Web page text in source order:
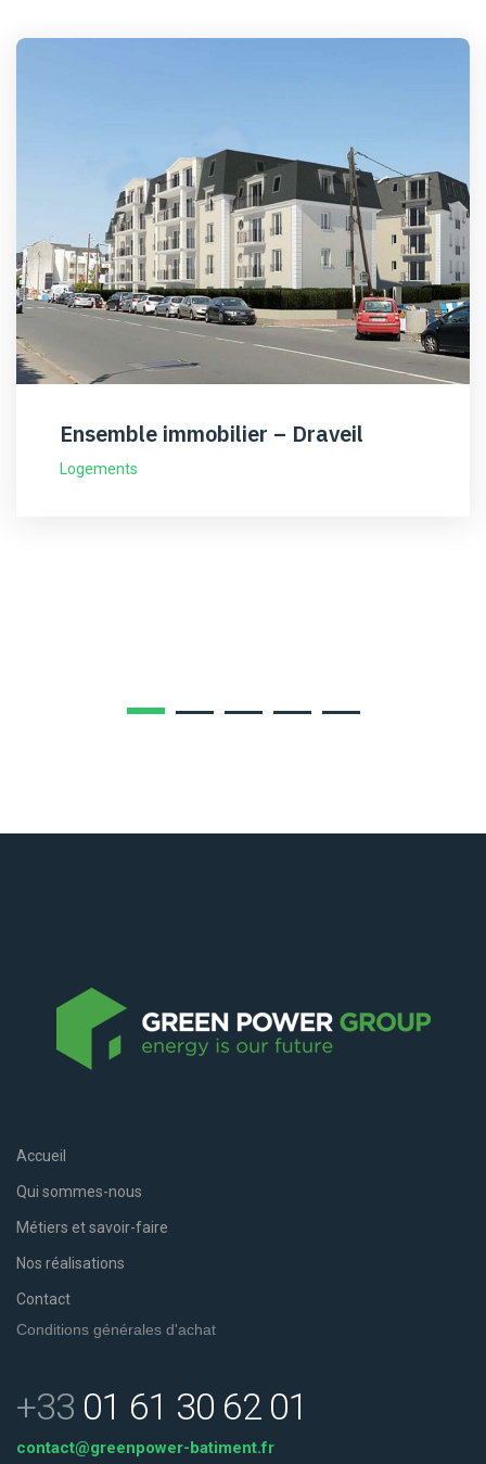
Ensemble immobilier – Draveil
Logements
Accueil
Qui sommes-nous
Métiers et savoir-faire
Nos réalisations
Contact
Conditions générales d'achat
+33 01 61 30 62 01
contact@greenpower-batiment.fr